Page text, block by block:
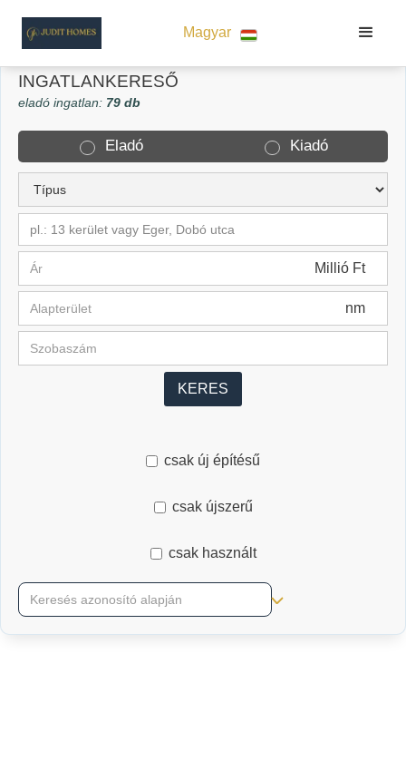
Magyar
INGATLANKERESŐ
eladó ingatlan: 79 db
Eladó Kiadó
pl.: 13 kerület vagy Eger, Dobó utca
Millió Ft
nm
KERES
csak új építésű
csak újszerű
csak használt
RÉSZLETES KERESŐ